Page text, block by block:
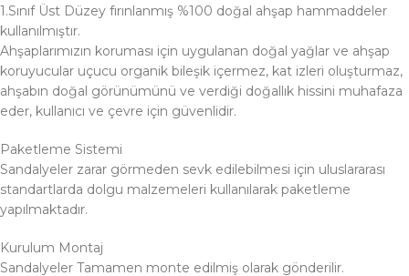
1.Sınıf Üst Düzey fırınlanmış %100 doğal ahşap hammaddeler
kullanılmıştır.
Ahşaplarımızın koruması için uygulanan doğal yağlar ve ahşap
koruyucular uçucu organik bileşik içermez, kat izleri oluşturmaz,
ahşabın doğal görünümünü ve verdiği doğallık hissini muhafaza
eder, kullanıcı ve çevre için güvenlidir.
Paketleme Sistemi
Sandalyeler zarar görmeden sevk edilebilmesi için uluslararası
standartlarda dolgu malzemeleri kullanılarak paketleme
yapılmaktadır.
Kurulum Montaj
Sandalyeler Tamamen monte edilmiş olarak gönderilir.